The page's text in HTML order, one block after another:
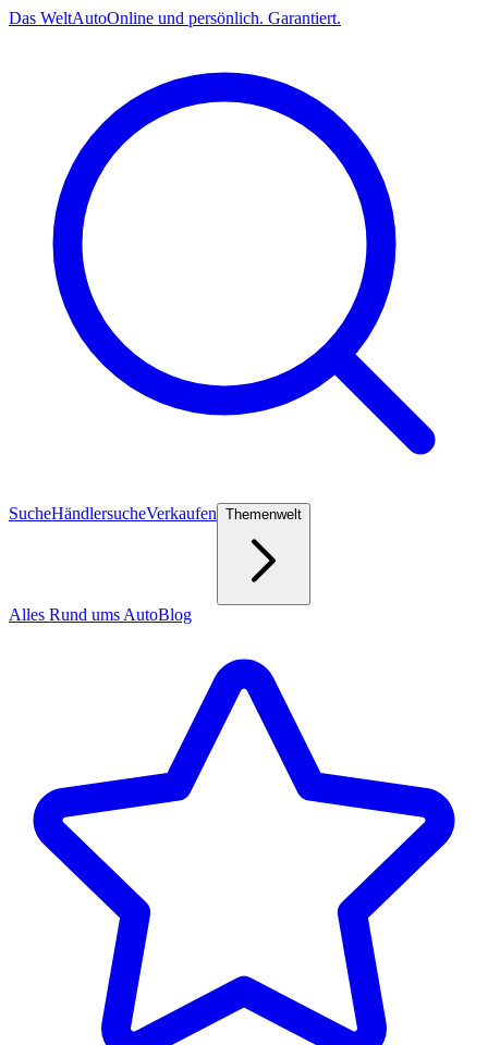
Das WeltAutoOnline und persönlich. Garantiert.
SucheHändlersucheVerkaufen Themenwelt
Alles Rund ums AutoBlog